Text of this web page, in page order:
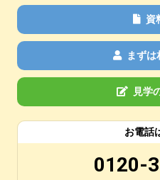
資
まずは
見学
お電話
0120-